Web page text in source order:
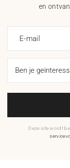
en
E-mail
Deze site wordt